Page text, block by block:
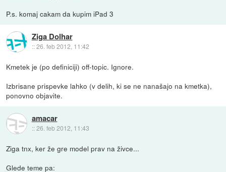
P.s. komaj cakam da kupim iPad 3
Ziga Dolhar
::26. feb 2012, 11:42
Kmetek je (po definiciji) off-topic. Ignore.
Izbrisane prispevke lahko (v delih, ki se ne nanašajo na kmetka),
ponovno objavite.
amacar
::26. feb 2012, 11:43
Ziga tnx, ker že gre model prav na živce...
Glede teme pa: